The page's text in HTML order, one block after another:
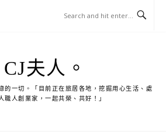
CJ夫人。
的一切。「目前正在旅居各地，挖掘用心生活、處
職人創業家，一起共榮、共好！」